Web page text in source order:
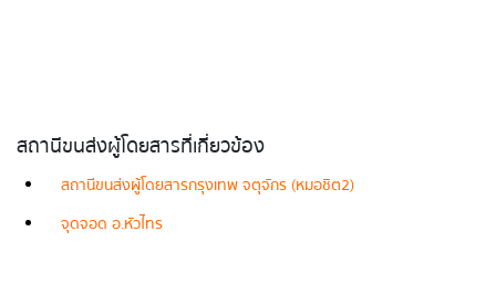
สถานีขนส่งผู้โดยสารที่เกี่ยวข้อง
สถานีขนส่งผู้โดยสารกรุงเทพ จตุจักร (หมอชิต2)
จุดจอด อ.หัวไทร